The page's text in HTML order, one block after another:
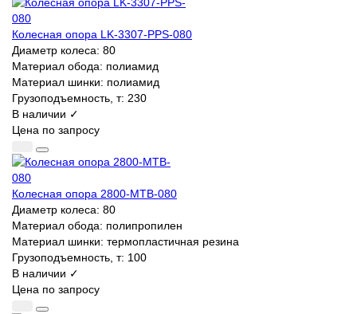
Колесная опора LK-3307-PPS-080
Диаметр колеса: 80
Материал обода: полиамид
Материал шинки: полиамид
Грузоподъемность, т: 230
В наличии ✓
Цена по запросу
Колесная опора 2800-MTB-080
Диаметр колеса: 80
Материал обода: полипропилен
Материал шинки: термопластичная резина
Грузоподъемность, т: 100
В наличии ✓
Цена по запросу